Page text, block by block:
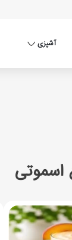
آشپزی
اسموتی